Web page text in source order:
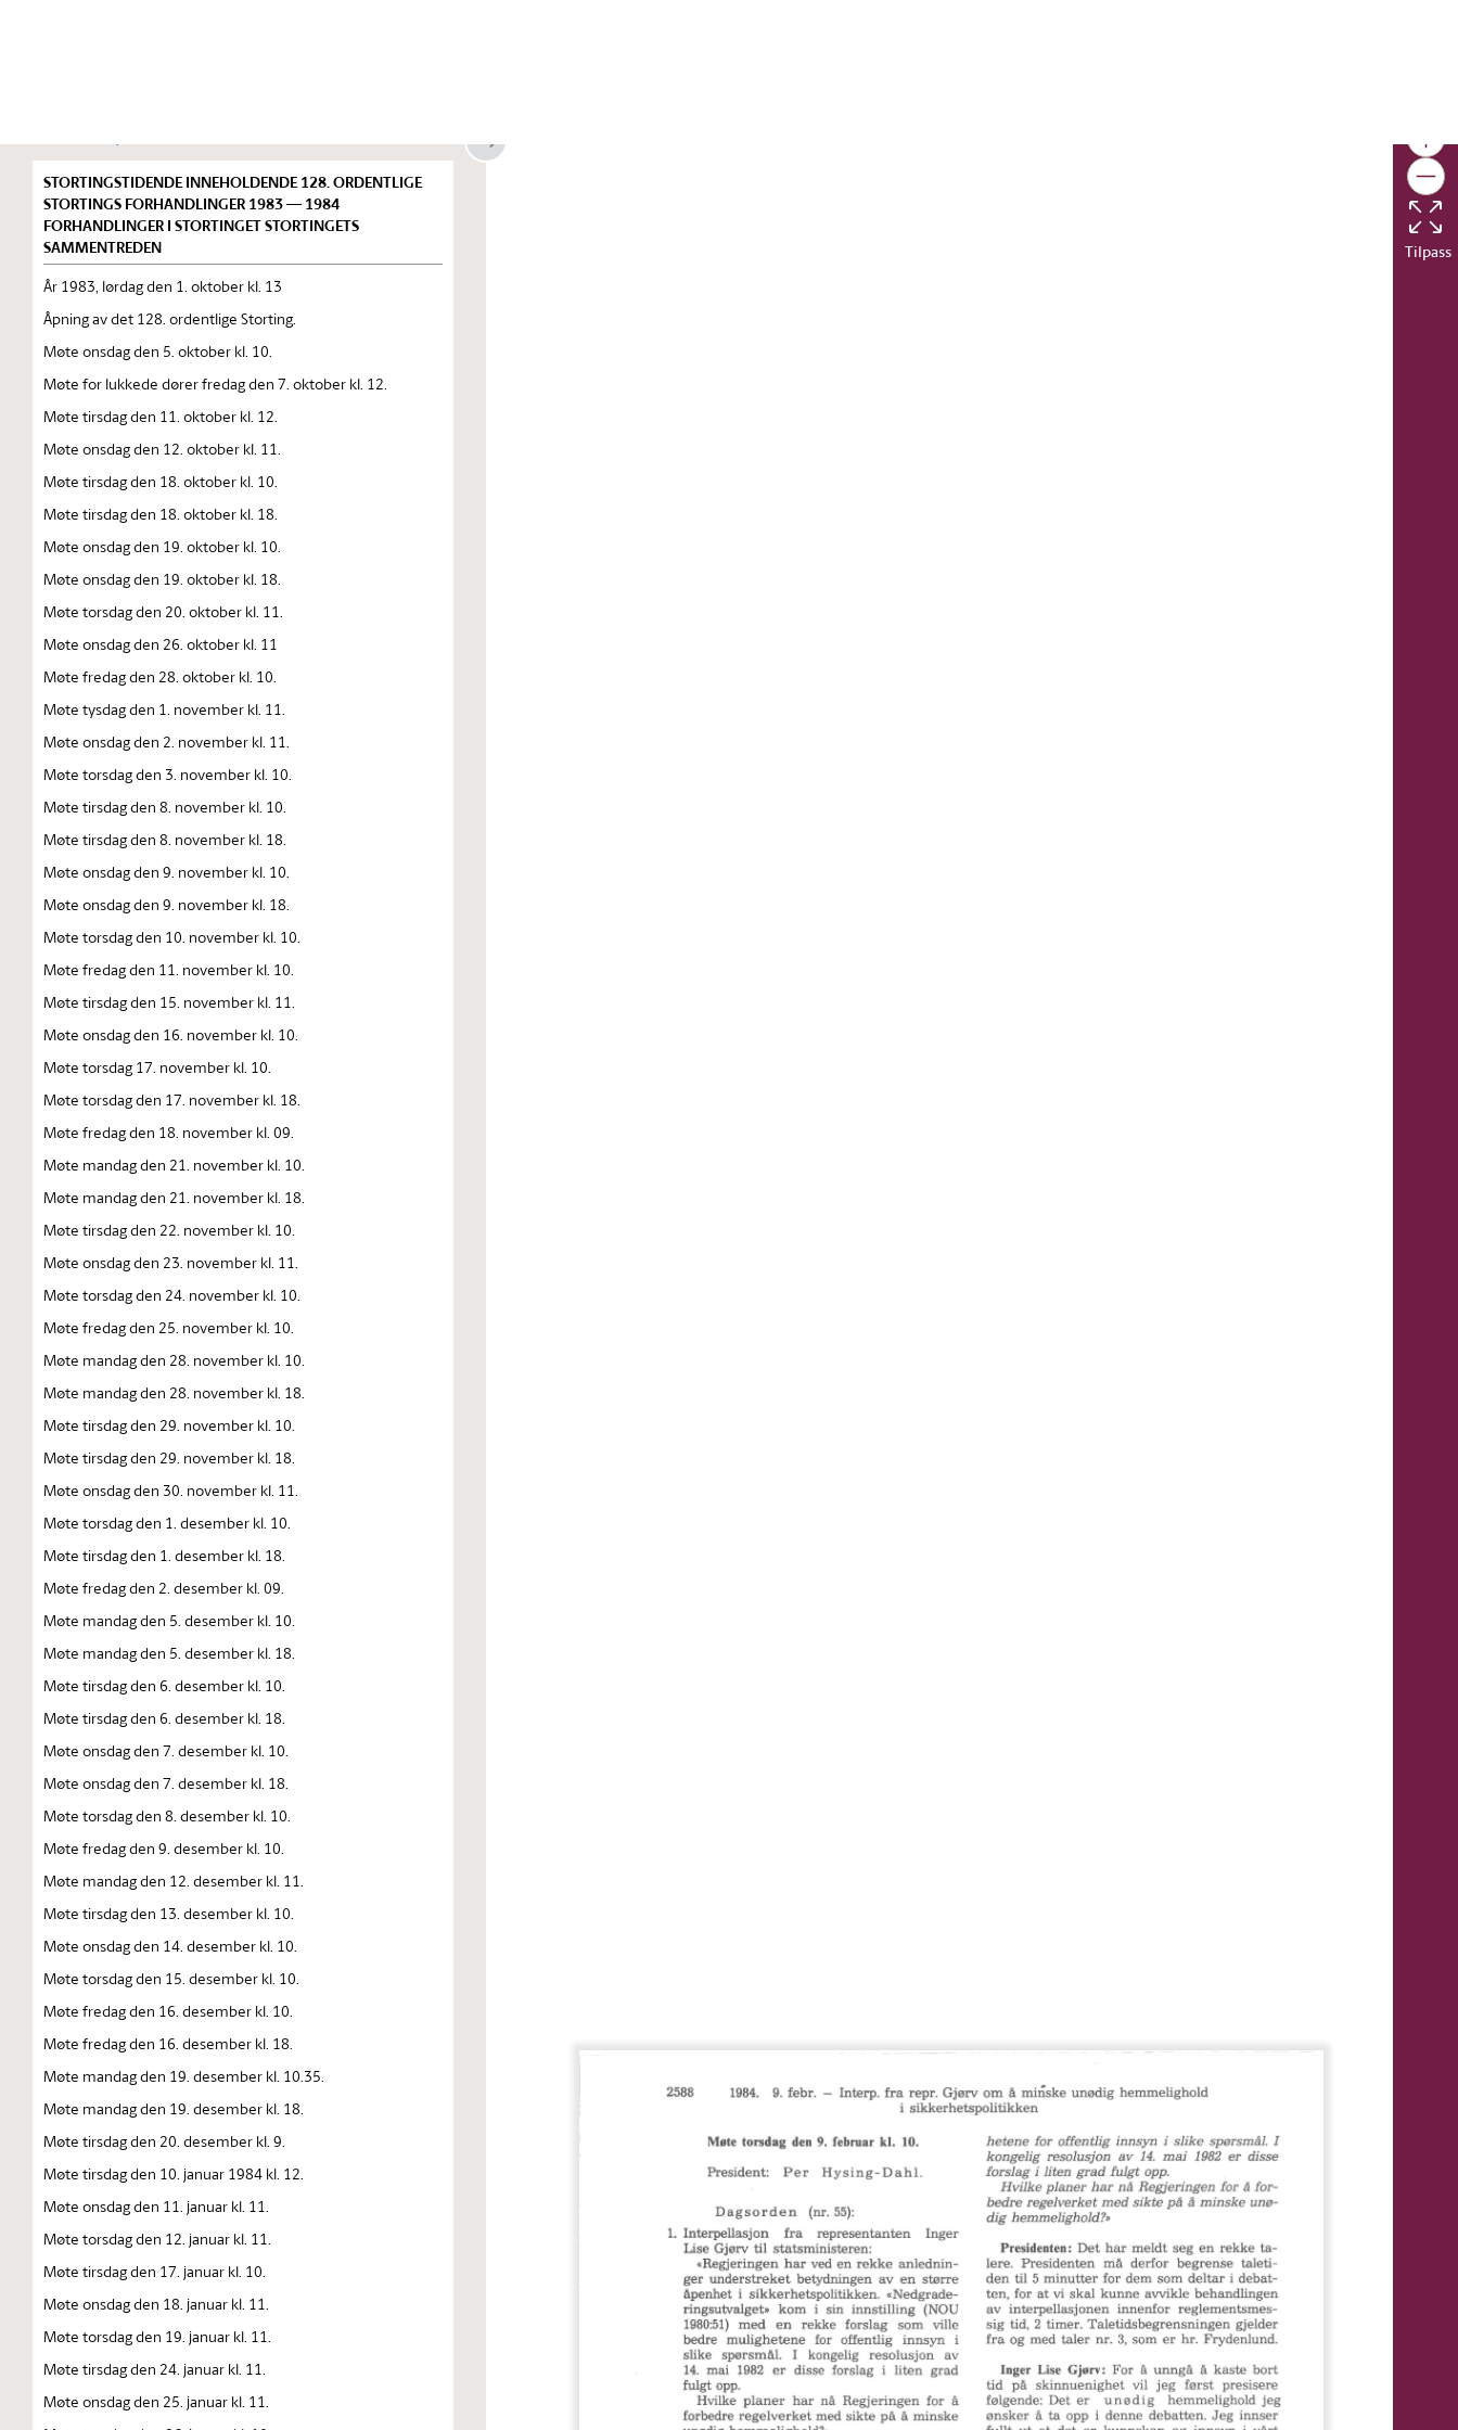
STORTINGSTIDENDE INNEHOLDENDE 128. ORDENTLIGE
STORTINGS FORHANDLINGER 1983 — 1984
FORHANDLINGER I STORTINGET STORTINGETS
SAMMENTREDEN
År 1983, lørdag den 1. oktober kl. 13
Åpning av det 128. ordentlige Storting.
Møte onsdag den 5. oktober kl. 10.
Møte for lukkede dører fredag den 7. oktober kl. 12.
Møte tirsdag den 11. oktober kl. 12.
Møte onsdag den 12. oktober kl. 11.
Møte tirsdag den 18. oktober kl. 10.
Møte tirsdag den 18. oktober kl. 18.
Møte onsdag den 19. oktober kl. 10.
Møte onsdag den 19. oktober kl. 18.
Møte torsdag den 20. oktober kl. 11.
Møte onsdag den 26. oktober kl. 11
Møte fredag den 28. oktober kl. 10.
Møte tysdag den 1. november kl. 11.
Møte onsdag den 2. november kl. 11.
Møte torsdag den 3. november kl. 10.
Møte tirsdag den 8. november kl. 10.
Møte tirsdag den 8. november kl. 18.
Møte onsdag den 9. november kl. 10.
Møte onsdag den 9. november kl. 18.
Møte torsdag den 10. november kl. 10.
Møte fredag den 11. november kl. 10.
Møte tirsdag den 15. november kl. 11.
Møte onsdag den 16. november kl. 10.
Møte torsdag 17. november kl. 10.
Møte torsdag den 17. november kl. 18.
Møte fredag den 18. november kl. 09.
Møte mandag den 21. november kl. 10.
Møte mandag den 21. november kl. 18.
Møte tirsdag den 22. november kl. 10.
Møte onsdag den 23. november kl. 11.
Møte torsdag den 24. november kl. 10.
Møte fredag den 25. november kl. 10.
Møte mandag den 28. november kl. 10.
Møte mandag den 28. november kl. 18.
Møte tirsdag den 29. november kl. 10.
Møte tirsdag den 29. november kl. 18.
Møte onsdag den 30. november kl. 11.
Møte torsdag den 1. desember kl. 10.
Møte tirsdag den 1. desember kl. 18.
Møte fredag den 2. desember kl. 09.
Møte mandag den 5. desember kl. 10.
Møte mandag den 5. desember kl. 18.
Møte tirsdag den 6. desember kl. 10.
Møte tirsdag den 6. desember kl. 18.
Møte onsdag den 7. desember kl. 10.
Møte onsdag den 7. desember kl. 18.
Møte torsdag den 8. desember kl. 10.
Møte fredag den 9. desember kl. 10.
Møte mandag den 12. desember kl. 11.
Møte tirsdag den 13. desember kl. 10.
Møte onsdag den 14. desember kl. 10.
Møte torsdag den 15. desember kl. 10.
Møte fredag den 16. desember kl. 10.
Møte fredag den 16. desember kl. 18.
Møte mandag den 19. desember kl. 10.35.
Møte mandag den 19. desember kl. 18.
Møte tirsdag den 20. desember kl. 9.
Møte tirsdag den 10. januar 1984 kl. 12.
Møte onsdag den 11. januar kl. 11.
Møte torsdag den 12. januar kl. 11.
Møte tirsdag den 17. januar kl. 10.
Møte onsdag den 18. januar kl. 11.
Møte torsdag den 19. januar kl. 11.
Møte tirsdag den 24. januar kl. 11.
Møte onsdag den 25. januar kl. 11.